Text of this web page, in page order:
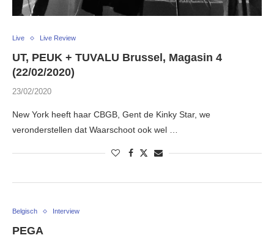
Live Live Review
UT, PEUK + TUVALU Brussel, Magasin 4
(22/02/2020)
23/02/2020
New York heeft haar CBGB, Gent de Kinky Star, we
veronderstellen dat Waarschoot ook wel …
Belgisch Interview
PEGA